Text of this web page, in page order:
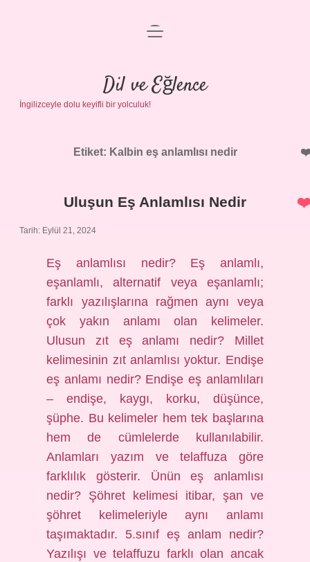
Anasayfa
Gizlilik Politikası
Yasal Uyarı
menüyü
Dil ve Eğlence
İngilizceyle dolu keyifli bir yolculuk!
Etiket: Kalbin eş anlamlısı nedir
Uluşun Eş Anlamlısı Nedir
Tarih: Eylül 21, 2024
Eş anlamlısı nedir? Eş anlamlı,
eşanlamlı, alternatif veya eşanlamlı;
farklı yazılışlarına rağmen aynı veya
çok yakın anlamı olan kelimeler.
Ulusun zıt eş anlamı nedir? Millet
kelimesinin zıt anlamlısı yoktur. Endişe
eş anlamı nedir? Endişe eş anlamlıları
– endişe, kaygı, korku, düşünce,
şüphe. Bu kelimeler hem tek başlarına
hem de cümlelerde kullanılabilir.
Anlamları yazım ve telaffuza göre
farklılık gösterir. Ünün eş anlamlısı
nedir? Şöhret kelimesi itibar, şan ve
şöhret kelimeleriyle aynı anlamı
taşımaktadır. 5.sınıf eş anlam nedir?
Yazılışı ve telaffuzu farklı olan ancak